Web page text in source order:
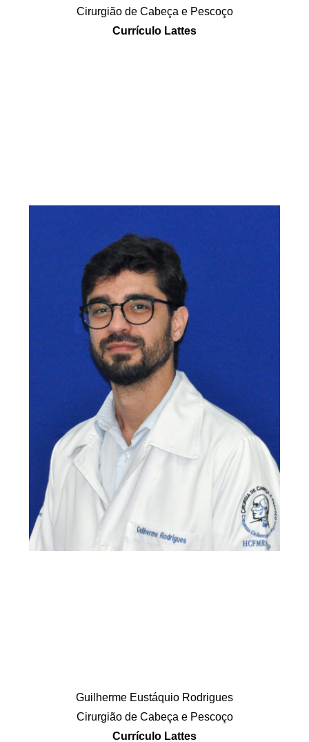
Cirurgião de Cabeça e Pescoço
Currículo Lattes
Guilherme Eustáquio Rodrigues
Cirurgião de Cabeça e Pescoço
Currículo Lattes